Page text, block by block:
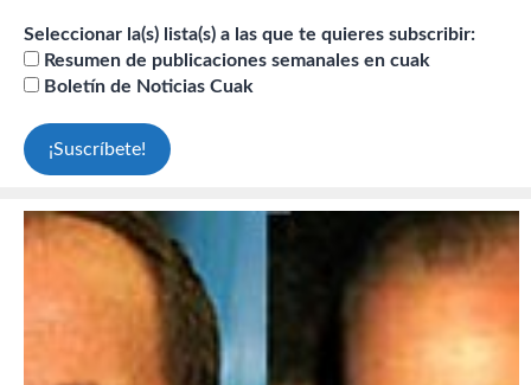
Seleccionar la(s) lista(s) a las que te quieres subscribir:
Resumen de publicaciones semanales en cuak
Boletín de Noticias Cuak